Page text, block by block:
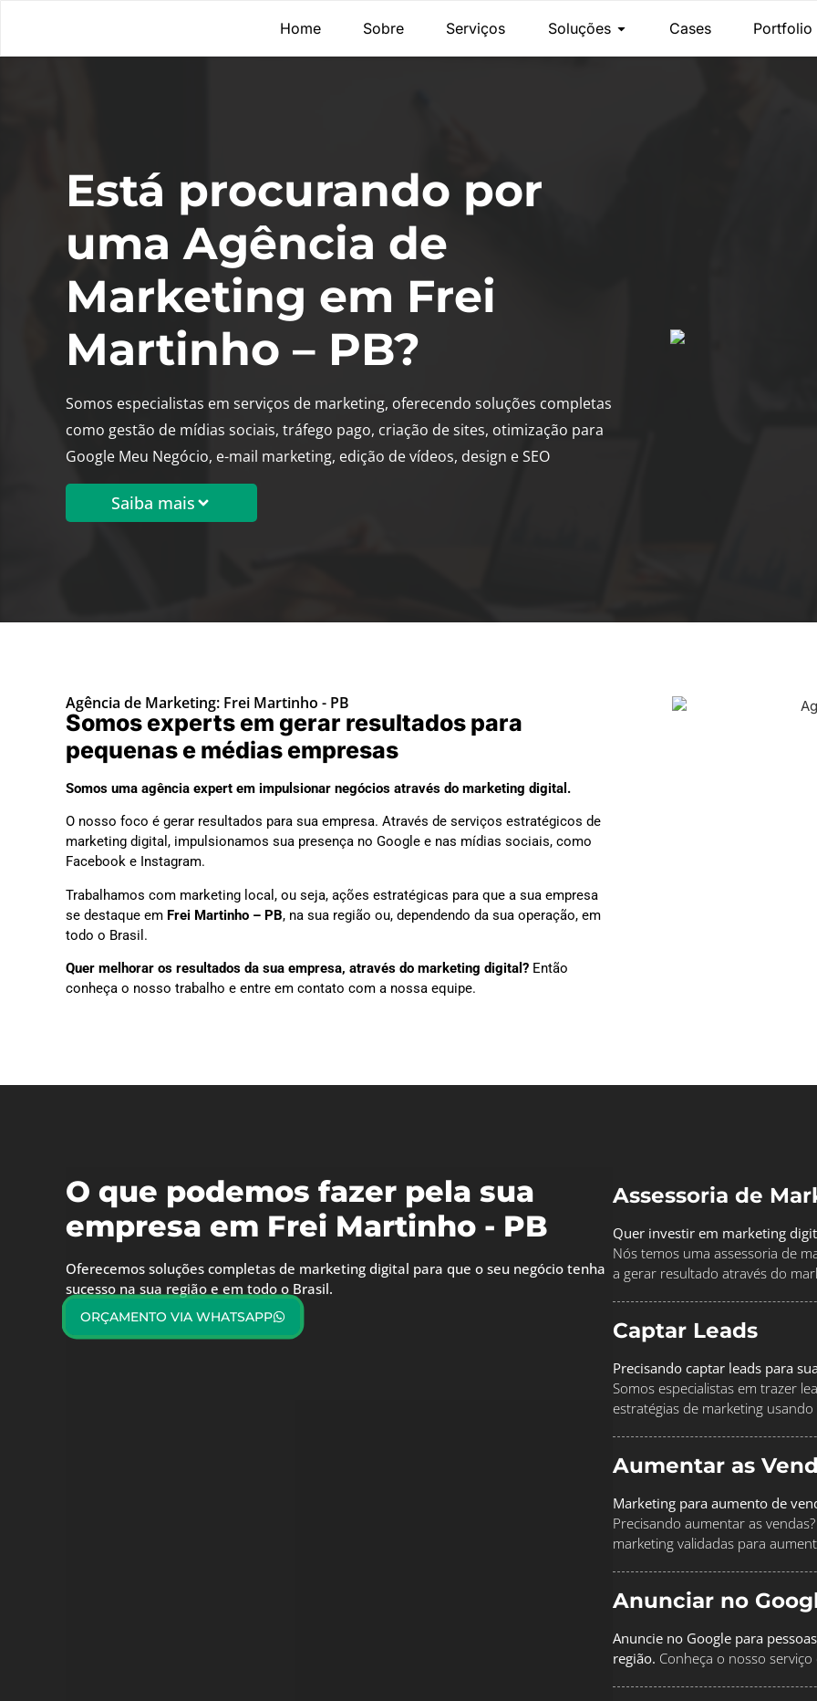
Home Sobre Serviços Soluções Cases Portfolio
Está procurando por
uma Agência de
Marketing em Frei
Martinho – PB?
Somos especialistas em serviços de marketing, oferecendo soluções completas
como gestão de mídias sociais, tráfego pago, criação de sites, otimização para
Google Meu Negócio, e-mail marketing, edição de vídeos, design e SEO
Saiba mais
Agência de Marketing: Frei Martinho - PB
Somos experts em gerar resultados para
pequenas e médias empresas
Somos uma agência expert em impulsionar negócios através do marketing digital.
O nosso foco é gerar resultados para sua empresa. Através de serviços estratégicos de
marketing digital, impulsionamos sua presença no Google e nas mídias sociais, como
Facebook e Instagram.
Trabalhamos com marketing local, ou seja, ações estratégicas para que a sua empresa
se destaque em Frei Martinho – PB, na sua região ou, dependendo da sua operação, em
todo o Brasil.
Quer melhorar os resultados da sua empresa, através do marketing digital? Então
conheça o nosso trabalho e entre em contato com a nossa equipe.
O que podemos fazer pela sua
empresa em Frei Martinho - PB
Oferecemos soluções completas de marketing digital para que o seu negócio tenha
sucesso na sua região e em todo o Brasil.
ORÇAMENTO VIA WHATSAPP
Assessoria de
Quer investir em marketing
Nós temos uma assessoria de
a gerar resultado através do
Captar Leads
Precisando captar leads para
Somos especialistas em trazer
estratégias de marketing usando
Aumentar as
Marketing para aumento de
Precisando aumentar as
marketing validadas para
Anunciar no
Anuncie no Google para
região. Conheça o nosso